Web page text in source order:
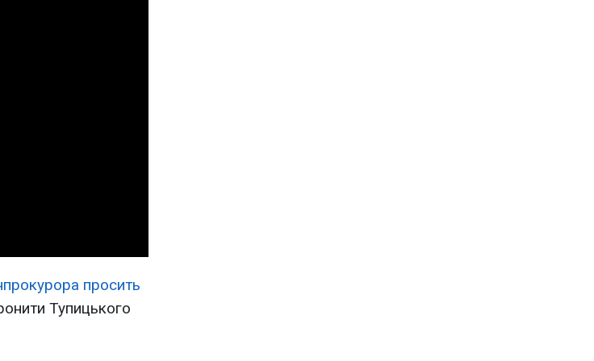
просить
Тупицького